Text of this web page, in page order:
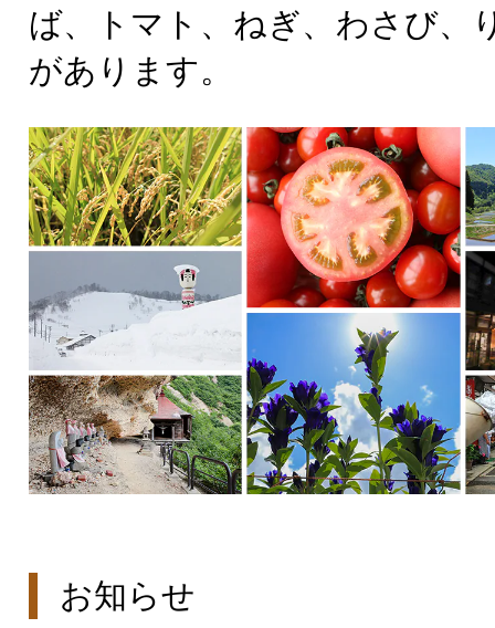
ば、トマト、ねぎ、わさび、
があります。
お知らせ